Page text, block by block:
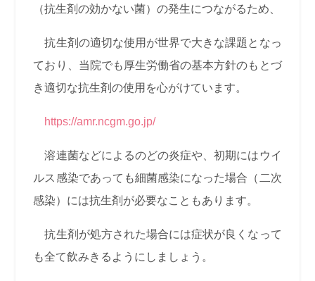
（抗生剤の効かない菌）の発生につながるため、
抗生剤の適切な使用が世界で大きな課題となっ
ており、当院でも厚生労働省の基本方針のもとづ
き適切な抗生剤の使用を心がけています。
https://amr.ncgm.go.jp/
溶連菌などによるのどの炎症や、初期にはウイ
ルス感染であっても細菌感染になった場合（二次
感染）には抗生剤が必要なこともあります。
抗生剤が処方された場合には症状が良くなって
も全て飲みきるようにしましょう。